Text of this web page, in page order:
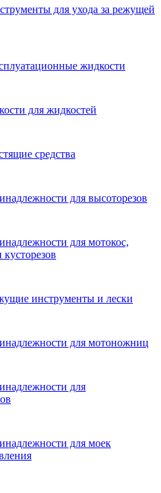
для ухода за режущей
жидкости
для жидкостей
средства
для высоторезов
для мотокос,
инструменты и лески
для мотоножниц
для
для моек